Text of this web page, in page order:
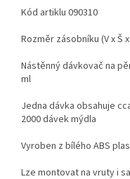
Kód artiklu 090310
Rozměr zásobníku (V x Š
Nástěnný dávkovač na
ml
Jedna dávka obsahuje
2000 dávek mýdla
Vyroben z bílého ABS
Lze montovat na vruty i